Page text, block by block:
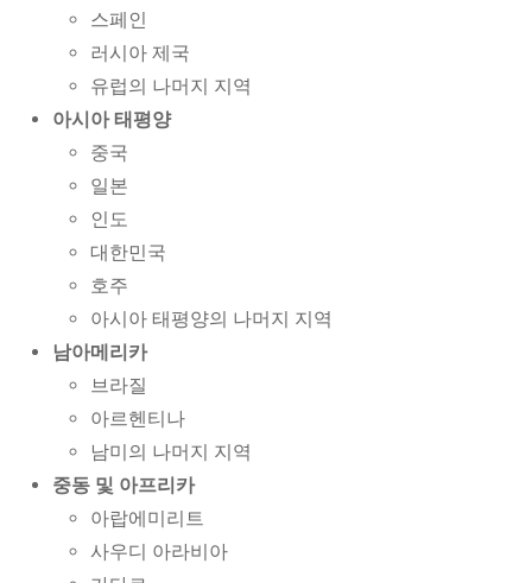
스페인
러시아 제국
유럽의 나머지 지역
아시아 태평양
중국
일본
인도
대한민국
호주
아시아 태평양의 나머지 지역
남아메리카
브라질
아르헨티나
남미의 나머지 지역
중동 및 아프리카
아랍에미리트
사우디 아라비아